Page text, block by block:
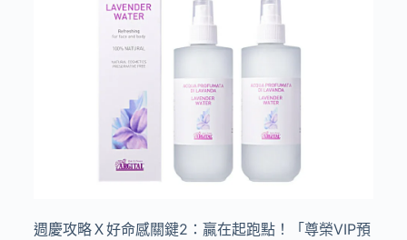
週慶攻略Ｘ好命感關鍵2：贏在起跑點！「尊榮VIP預